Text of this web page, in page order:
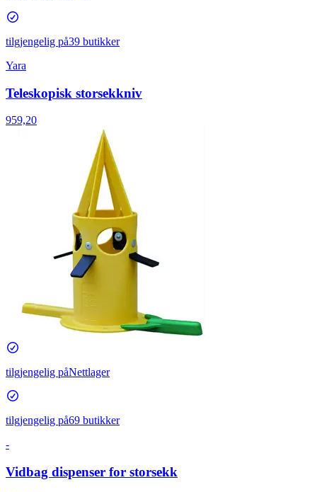
tilgjengelig på39 butikker
Yara
Teleskopisk storsekkniv
959,20
tilgjengelig påNettlager
tilgjengelig på69 butikker
-
Vidbag dispenser for storsekk